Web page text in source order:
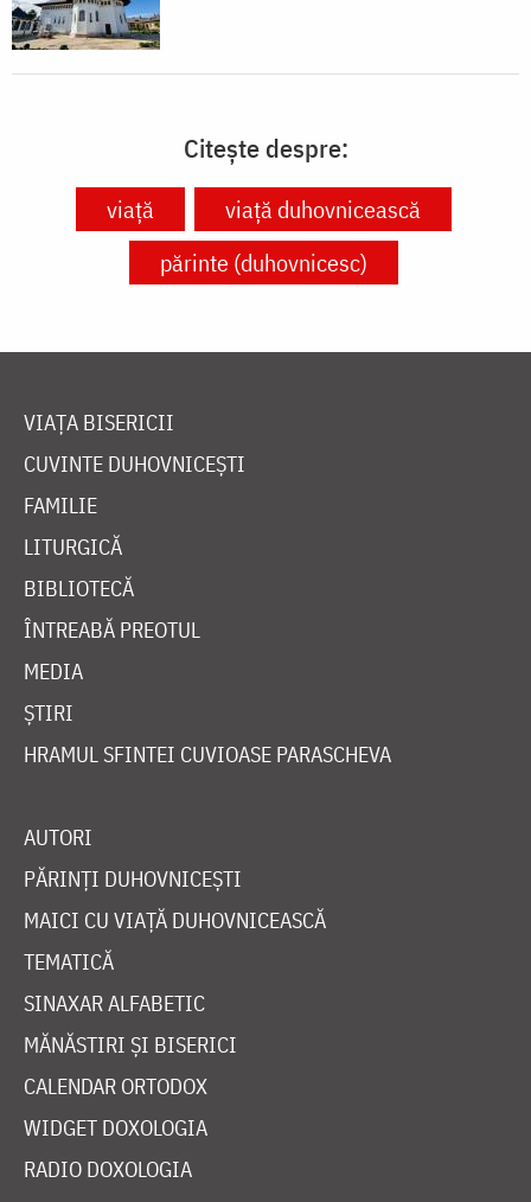
Citește despre:
viață
viață duhovnicească
părinte (duhovnicesc)
VIAȚA BISERICII
CUVINTE DUHOVNICEȘTI
FAMILIE
LITURGICĂ
BIBLIOTECĂ
ÎNTREABĂ PREOTUL
MEDIA
ȘTIRI
HRAMUL SFINTEI CUVIOASE PARASCHEVA
AUTORI
PĂRINȚI DUHOVNICEȘTI
MAICI CU VIAȚĂ DUHOVNICEASCĂ
TEMATICĂ
SINAXAR ALFABETIC
MĂNĂSTIRI ȘI BISERICI
CALENDAR ORTODOX
WIDGET DOXOLOGIA
RADIO DOXOLOGIA